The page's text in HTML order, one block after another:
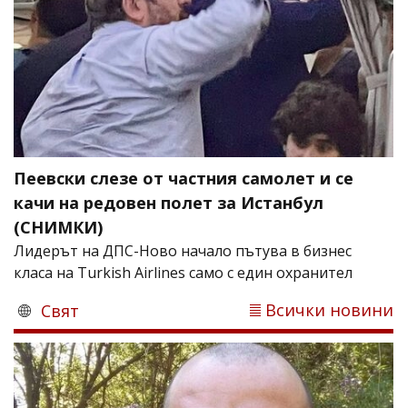
Пеевски слезе от частния самолет и се
качи на редовен полет за Истанбул
(СНИМКИ)
Лидерът на ДПС-Ново начало пътува в бизнес
класа на Turkish Airlines само с един охранител
Свят Всички новини